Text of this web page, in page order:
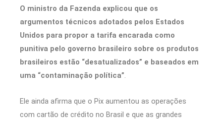
O ministro da Fazenda explicou que os
argumentos técnicos adotados pelos Estados
Unidos para propor a tarifa encarada como
punitiva pelo governo brasileiro sobre os produtos
brasileiros estão “desatualizados” e baseados em
uma “contaminação política”.
Ele ainda afirma que o Pix aumentou as operações
com cartão de crédito no Brasil e que as grandes